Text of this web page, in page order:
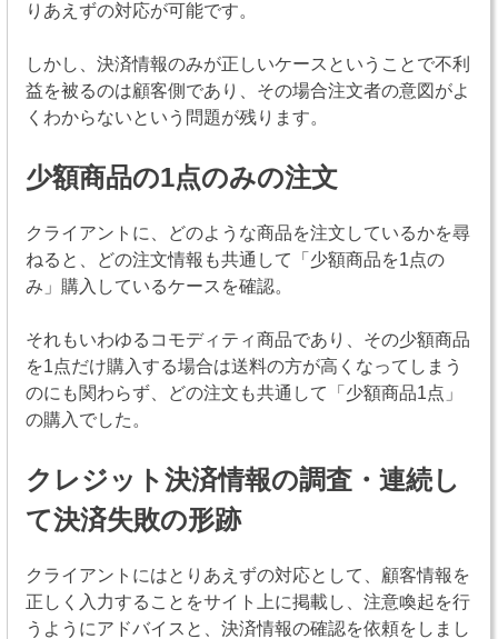
りあえずの対応が可能です。
しかし、決済情報のみが正しいケースということで不利
益を被るのは顧客側であり、その場合注文者の意図がよ
くわからないという問題が残ります。
少額商品の1点のみの注文
クライアントに、どのような商品を注文しているかを尋
ねると、どの注文情報も共通して「少額商品を1点の
み」購入しているケースを確認。
それもいわゆるコモディティ商品であり、その少額商品
を1点だけ購入する場合は送料の方が高くなってしまう
のにも関わらず、どの注文も共通して「少額商品1点」
の購入でした。
クレジット決済情報の調査・連続し
て決済失敗の形跡
クライアントにはとりあえずの対応として、顧客情報を
正しく入力することをサイト上に掲載し、注意喚起を行
うようにアドバイスと、決済情報の確認を依頼をしまし